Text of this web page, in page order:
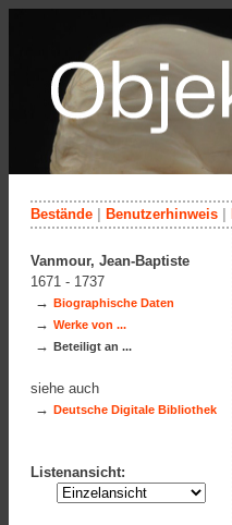
Bestände Benutzerhinweis
Vanmour, Jean-Baptiste
1671 - 1737
→ Biographische Daten
→ Werke von ...
→ Beteiligt an ...
siehe auch
→ Deutsche Digitale Bibliothek
Listenansicht: